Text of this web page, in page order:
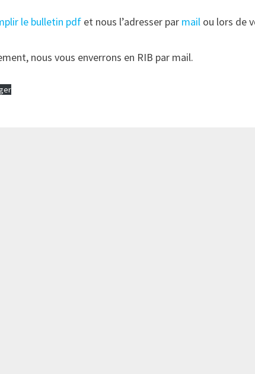
le bulletin pdf et nous l’adresser par mail ou lors de
nous vous enverrons en RIB par mail.